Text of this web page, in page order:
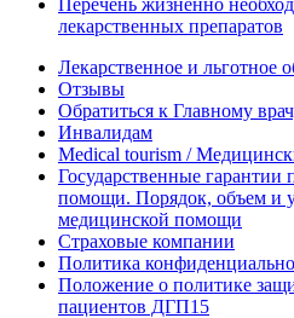
лекарственных препаратов
Лекарственное и льготное
Отзывы
Обратиться к Главному
Инвалидам
Medical tourism /
Государственные
помощи. Порядок, объем и
медицинской помощи
Страховые компании
Политика
Положение о политике
пациентов ДГП15